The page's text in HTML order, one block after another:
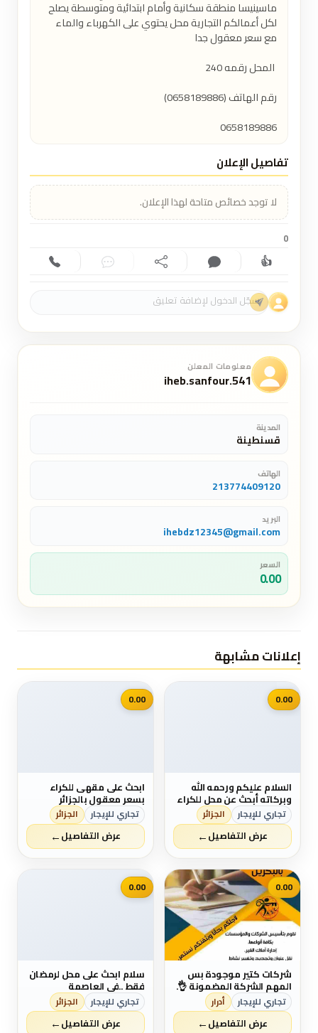
رقم الهاتف (0658189886)
0658189886
تفاصيل الإعلان
لا توجد خصائص متاحة لهذا الإعلان.
0
👍إعجاب (0) تعليق (0) مشاركة دردشة اتصال
معلومات المعلن
iheb.sanfour.541
المدينة
قسنطينة
الهاتف
213774409120
البريد
ihebdz12345@gmail.com
السعر
0.00
إعلانات مشابهة
📷
0.00
السلام عليكم ورحمه الله
وبركاته أبحث عن محل للكراء
في اي الجزائر للعاصمة
ويكون السعر لايفوق
30000.00 0658131370
تجاري للإيجار الجزائر
عرض التفاصيل←
📷
0.00
ابحث على مقهى للكراء
بسعر معقول بالجزائر
العاصمة
تجاري للإيجار الجزائر
عرض التفاصيل←
0.00
شركات كتير موجودة بس
المهم الشركة المضمونة 👌.
يبقي اكيد شركة عهد الصلاح
. تقدم لجميع الجنسيات🌏.
خدماتها فى تأسيس
تجاري للإيجار أدرار
عرض التفاصيل←
📷
0.00
سلام ابحث على محل لرمضان
فقط ..في العاصمة
0666446420
تجاري للإيجار الجزائر
عرض التفاصيل←